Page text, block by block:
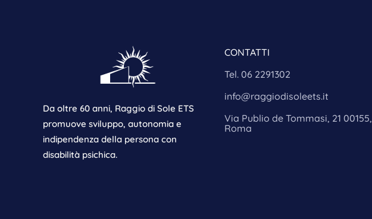
Da oltre 60 anni, Raggio di Sole ETS
promuove sviluppo, autonomia e
indipendenza della persona con
disabilità psichica.
CONTATTI
Tel. 06 2291302
info@raggiodisoleets.it
Via Publio de Tommasi, 21 00155,
Roma